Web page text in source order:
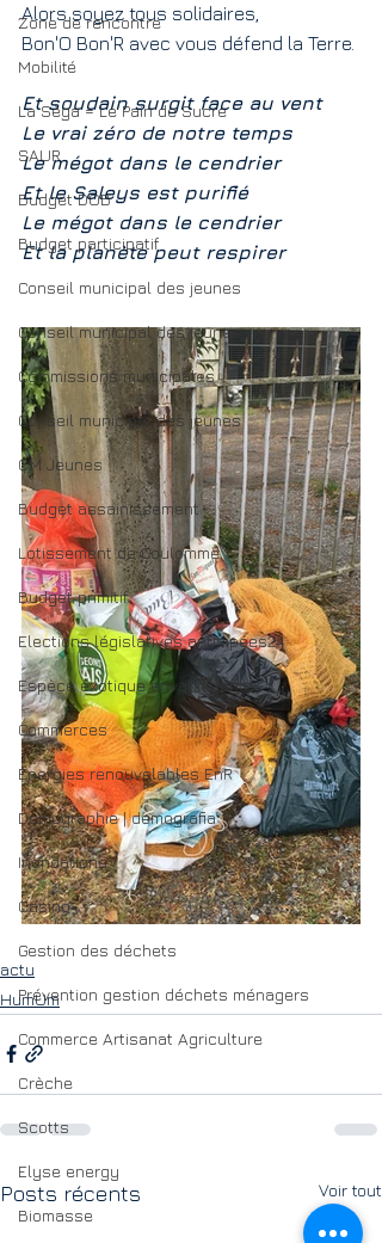
Zone de rencontre
Mobilité
La Sèga = Le Pain de Sucre
SAUR
Budget DOB
Budget participatif
Conseil municipal des jeunes
Conseil municipal des jeunes
Commissions municipales
Conseil municipal des jeunes
CM Jeunes
Budget assainissement
Lotissement de Coulomme
Budget primitif
Elections législatives anticipées24
Espèce exotique envahissante
Commerces
Energies renouvelables EnR
Démographie | demografia
Inondations
Casino
Gestion des déchets
Prévention gestion déchets ménagers
Commerce Artisanat Agriculture
Crèche
Scotts
Elyse energy
Biomasse
Alors soyez tous solidaires,
Bon'O Bon'R avec vous défend la Terre.
Et soudain surgit face au vent
Le vrai zéro de notre temps
Le mégot dans le cendrier
Et le Saleys est purifié
Le mégot dans le cendrier
Et la planète peut respirer
actu
HumUm
Posts récents Voir tout